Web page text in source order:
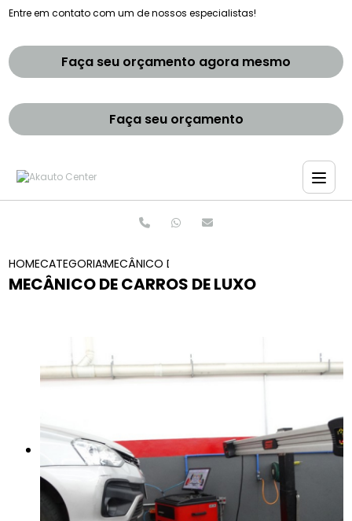
Entre em contato com um de nossos especialistas!
Faça seu orçamento agora mesmo
Faça seu orçamento
HOMECATEGORIASMECÂNICO DE CARROS DE LUXO
MECÂNICO DE CARROS DE LUXO